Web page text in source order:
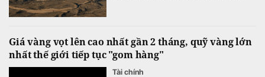
Giá vàng vọt lên cao nhất gần 2 tháng, quỹ vàng lớn
nhất thế giới tiếp tục "gom hàng"
Tài chính